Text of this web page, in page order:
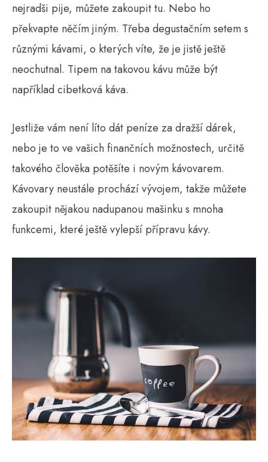
nejradši pije, můžete zakoupit tu. Nebo ho
překvapte něčím jiným. Třeba degustačním setem s
různými kávami, o kterých víte, že je jistě ještě
neochutnal. Tipem na takovou kávu může být
například cibetková káva.
Jestliže vám není líto dát peníze za dražší dárek,
nebo je to ve vašich finančních možnostech, určitě
takového člověka potěšíte i novým kávovarem.
Kávovary neustále prochází vývojem, takže můžete
zakoupit nějakou nadupanou mašinku s mnoha
funkcemi, které ještě vylepší přípravu kávy.